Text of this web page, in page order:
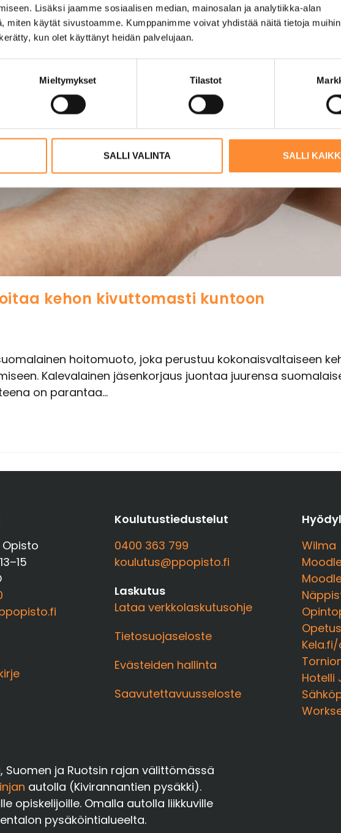
Lisäksi jaamme sosiaalisen median, mainosalan ja analytiikka-alan
miten käytät sivustoamme. Kumppanimme voivat yhdistää näitä tietoja
kun olet käyttänyt heidän palvelujaan.
Mieltymykset Tilastot
SALLI VALINTA SALLI
kehon kivuttomasti kuntoon
hoitomuoto, joka perustuu kokonaisvaltaiseen
Kalevalainen jäsenkorjaus juontaa juurensa
on parantaa…
Koulutustiedustelut
0400 363 799
koulutus@ppopisto.fi
Laskutus
Lataa verkkolaskutusohje
Tietosuojaseloste
Evästeiden hallinta
Saavutettavuusseloste
Wilma
Hotelli
ja Ruotsin rajan välittömässä
autolla (Kivirannantien pysäkki).
opiskelijoille. Omalla autolla liikkuville
pysäköintialueelta.